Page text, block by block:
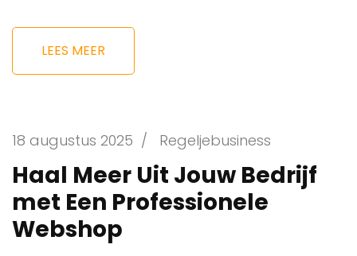
LEES MEER
18 augustus 2025 / Regeljebusiness
Haal Meer Uit Jouw Bedrijf
met Een Professionele
Webshop